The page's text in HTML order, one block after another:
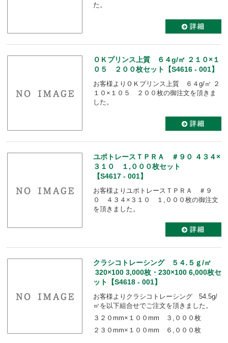
た。
ＯＫプリンス上質 ６４g/㎡ ２１０×１
０５ ２００枚セット【S4616 - 001】
お客様よりＯＫプリンス上質 ６４g/㎡ ２
１０×１０５ ２００枚の御注文を頂きま
した。
ユポトレースＴＰＲＡ ＃９０ ４３４×
３１０ １,０００枚セット
【S4617 - 001】
お客様よりユポトレースＴＰＲＡ ＃９
０ ４３４×３１０ １,０００枚の御注文
を頂きました。
クラシコトレーシング ５４.５ｇ/㎡
320×100 3,000枚・230×100 6,000枚セ
ット【S4618 - 001】
お客様よりクラシコトレーシング 54.5g/
㎡を以下組合せでご注文を頂きました。
３２０mm×１００mm ３,０００枚
２３０mm×１００mm ６,０００枚